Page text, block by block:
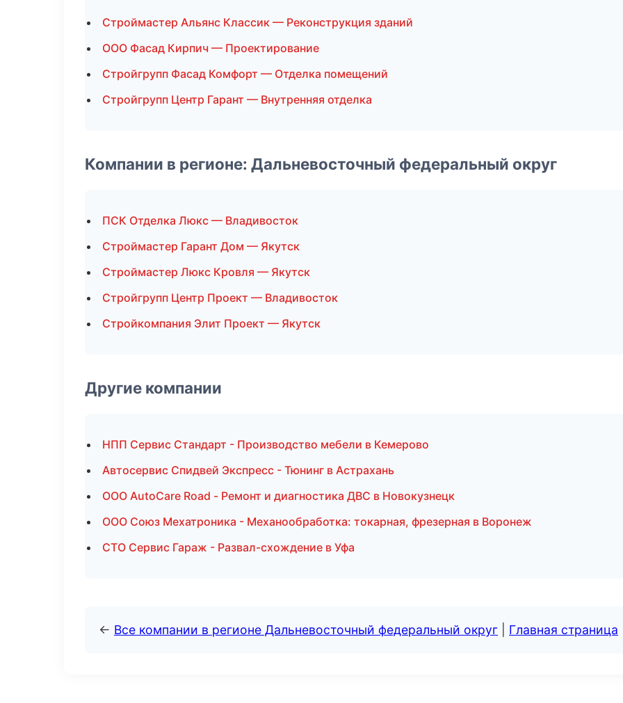
Строймастер Альянс Классик — Реконструкция зданий
ООО Фасад Кирпич — Проектирование
Стройгрупп Фасад Комфорт — Отделка помещений
Стройгрупп Центр Гарант — Внутренняя отделка
Компании в регионе: Дальневосточный федеральный округ
ПСК Отделка Люкс — Владивосток
Строймастер Гарант Дом — Якутск
Строймастер Люкс Кровля — Якутск
Стройгрупп Центр Проект — Владивосток
Стройкомпания Элит Проект — Якутск
Другие компании
НПП Сервис Стандарт - Производство мебели в Кемерово
Автосервис Спидвей Экспресс - Тюнинг в Астрахань
ООО AutoCare Road - Ремонт и диагностика ДВС в Новокузнецк
ООО Союз Мехатроника - Механообработка: токарная, фрезерная в Воронеж
СТО Сервис Гараж - Развал-схождение в Уфа
← Все компании в регионе Дальневосточный федеральный округ Главная страница